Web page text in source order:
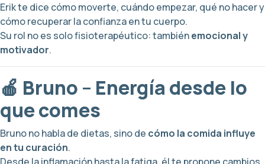
Erik te dice cómo moverte, cuándo empezar, qué no hacer y
cómo recuperar la confianza en tu cuerpo.
Su rol no es solo fisioterapéutico: tambiénemocional y
motivador.
🍎 Bruno – Energía desde lo
que comes
Bruno no habla de dietas, sino de cómo la comida influye
en tu curación.